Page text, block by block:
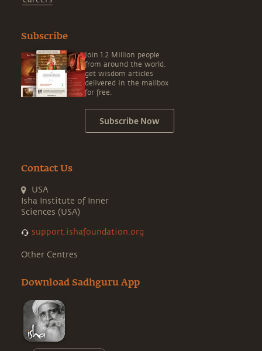
Subscribe
Join 1.2 Million people
from around the world,
get wisdom articles
delivered in the mailbox
for free.
Subscribe Now
Contact Us
USA
Isha Institute of Inner
Sciences (USA)
support.ishafoundation.org
Other Centres
Download Sadhguru App